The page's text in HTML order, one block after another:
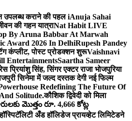
उपलब्ध कराने की पहल iAnuja Sahai
की गहन यात्राNat Habit LIVE
By Aruna Babbar At Marwah
Award 2026 In DelhiRupesh Pandey
कंप्लीट, पोस्ट प्रोडक्शन शुरूVaishnavi
EntertainmentsSaartha Sameer
प्रियांशु सिंह, सिंगर एक्टर राजा भोजपुरिया
सिनेमा में जल्द दस्तक देगी नई फिल्म
Redefining The Future Of
Solitude.कौशिक द्विवेदी को मिला
మొత్తం రూ. 4,666 కోట్ల
अँड हॉलिडेज प्रायव्हेट लिमिटेडने